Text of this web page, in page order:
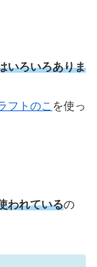
いろいろありま
フトのこ を使っ
われているの